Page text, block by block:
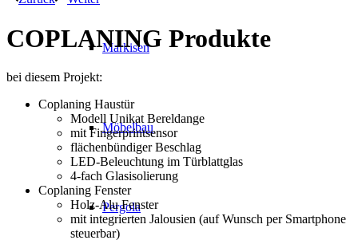
Markisen
Möbelbau
Pergola
COPLANING Produkte
bei diesem Projekt:
Coplaning Haustür
Modell Unikat Bereldange
mit Fingerprintsensor
flächenbündiger Beschlag
LED-Beleuchtung im Türblattglas
4-fach Glasisolierung
Coplaning Fenster
Holz-Alu Fenster
mit integrierten Jalousien (auf Wunsch per Smartphone
steuerbar)